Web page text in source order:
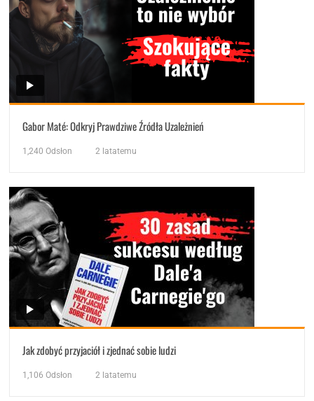
Gabor Maté: Odkryj Prawdziwe Źródła Uzależnień
1,240 Odsłon 2 latatemu
Jak zdobyć przyjaciół i zjednać sobie ludzi
1,106 Odsłon 2 latatemu